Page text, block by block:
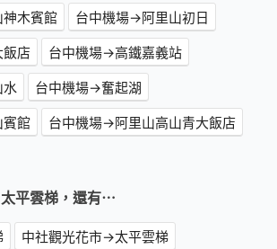
木賓館
台中機場→阿里山初日
店
台中機場→高鐵嘉義站
水
台中機場→奮起湖
館
台中機場→阿里山高山青大飯店
平雲梯，還有⋯
中社觀光花市→太平雲梯